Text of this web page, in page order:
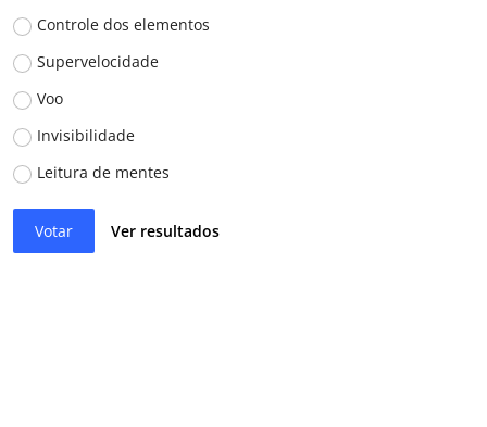
Controle dos elementos
Supervelocidade
Voo
Invisibilidade
Leitura de mentes
Votar Ver resultados